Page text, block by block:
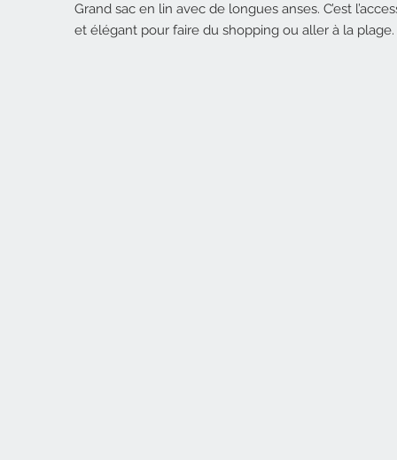
Grand sac en lin avec de longues anses. C’est
et élégant pour faire du shopping ou aller à la plage.